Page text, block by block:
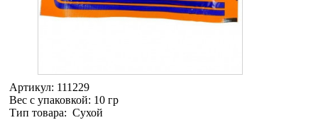
Артикул: 111229
Вес с упаковкой: 10 гр
Тип товара: Сухой